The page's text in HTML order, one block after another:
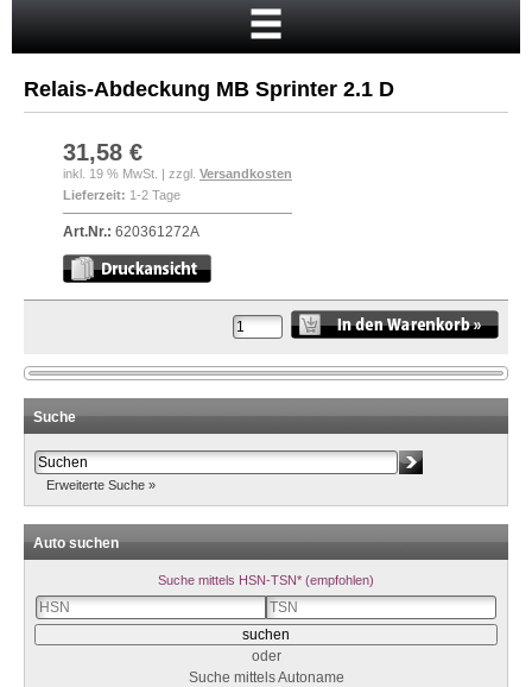
Neukunde?
Kasse
Anmelden
Relais-Abdeckung MB Sprinter 2.1 D
31,58 €
inkl. 19 % MwSt. | zzgl. Versandkosten
Lieferzeit: 1-2 Tage
Art.Nr.: 620361272A
Suche
Erweiterte Suche »
Auto suchen
Suche mittels HSN-TSN* (empfohlen)
oder
Suche mittels Autoname